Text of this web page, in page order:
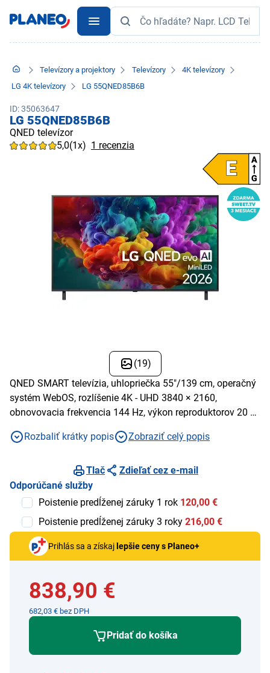
Televízory a projektory Televízory
4K televízory
LG 4K televízory
LG 55QNED85B6B
ID: 35063647
LG 55QNED85B6B
QNED televízor
5,0(1x) 1 recenzia
(19)
QNED SMART televízia, uhlopriečka 55"/139 cm, operačný
systém WebOS, rozlíšenie 4K - UHD 3840 × 2160,
obnovovacia frekvencia 144 Hz, výkon reproduktorov 20 W,
(LAN)Rozbaliť krátky popis Zobraziť celý popis
Tlač
Zdieľať cez e-mail
Odporúčané služby
Poistenie predĺženej záruky 1 rok 120,00 €
Poistenie predĺženej záruky 3 roky 216,00 €
Prihlás sa a získaj lepšie ceny s Planeo+
838,90 €
682,03 € bez DPH
Pridať do košíka